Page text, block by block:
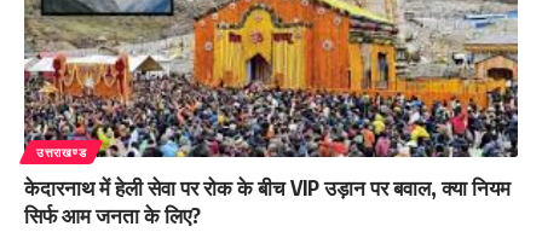
उत्तराखण्ड
केदारनाथ में हेली सेवा पर रोक के बीच VIP उड़ान पर बवाल, क्या नियम
सिर्फ आम जनता के लिए?